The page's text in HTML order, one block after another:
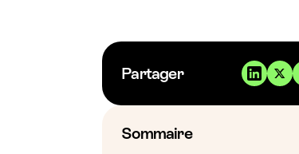
Partager
Sommaire